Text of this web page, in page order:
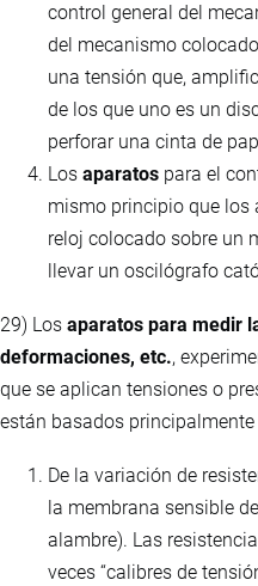
control general del
del mecanismo
una tensión que,
de los que uno es un
perforar una cinta de
Los aparatos para el
mismo principio que los
reloj colocado sobre un
llevar un oscilógrafo
29) Los aparatos para medir
deformaciones, etc.,
que se aplican tensiones o
están basados
De la variación de
la membrana sensible
alambre). Las
veces “calibres de